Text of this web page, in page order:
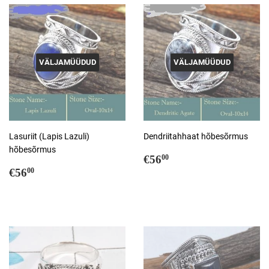
VÄLJAMÜÜDUD
Lasuriit (Lapis Lazuli)
hõbesõrmus
Tavahind
€5600
VÄLJAMÜÜDUD
Dendriitahhaat hõbesõrmus
Tavahind
€5600